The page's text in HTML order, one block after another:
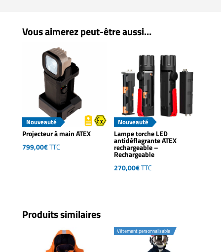
Vous aimerez peut-être aussi…
Nouveauté
Projecteur à main ATEX
799,00€TTC
Nouveauté
Lampe torche LED
antidéflagrante ATEX
rechargeable –
Rechargeable
270,00€TTC
Produits similaires
Vêtement personnalisable